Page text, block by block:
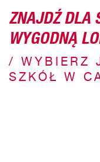
ZNAJDŹ DLA
WYGODNĄ
/ WYBIERZ
SZKÓŁ W